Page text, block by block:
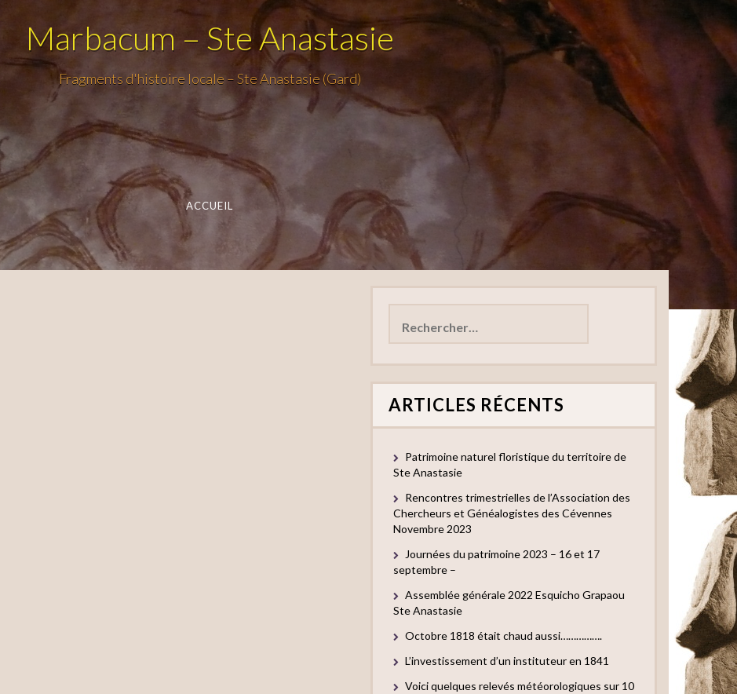
Marbacum – Ste Anastasie
Fragments d'histoire locale – Ste Anastasie (Gard)
ACCUEIL
ARTICLES RÉCENTS
Patrimoine naturel floristique du territoire de
Ste Anastasie
Rencontres trimestrielles de l’Association des
Chercheurs et Généalogistes des Cévennes
Novembre 2023
Journées du patrimoine 2023 – 16 et 17
septembre –
Assemblée générale 2022 Esquicho Grapaou
Ste Anastasie
Octobre 1818 était chaud aussi…………….
L’investissement d’un instituteur en 1841
Voici quelques relevés météorologiques sur 10